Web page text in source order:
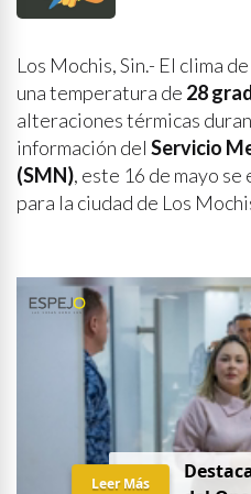
Los Mochis, Sin.- El clima de
una temperatura de 28
alteraciones térmicas
información del Servicio
(SMN), este 16 de mayo
para la ciudad de Los
Leer Más